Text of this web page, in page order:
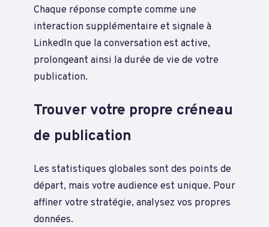
Chaque réponse compte comme une
interaction supplémentaire et signale à
LinkedIn que la conversation est active,
prolongeant ainsi la durée de vie de votre
publication.
Trouver votre propre créneau
de publication
Les statistiques globales sont des points de
départ, mais votre audience est unique. Pour
affiner votre stratégie, analysez vos propres
données.